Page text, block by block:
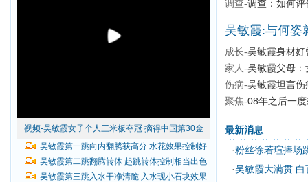
视频-吴敏霞女子个人三米板夺冠 摘得中国第30金
吴敏霞第一跳向内翻腾获高分 水花效果控制好
吴敏霞第二跳翻腾转体 起跳转体控制相当出色
吴敏霞第三跳入水干净清脆 入水现小石块效果
调查-调查：如何
吴敏霞:与何姿
成长-吴敏霞身材
家人-吴敏霞父母
伤病-吴敏霞坦言
聚焦-08年之后一
最新消息
·粉丝徐若瑄捧场
·吴敏霞大满贯